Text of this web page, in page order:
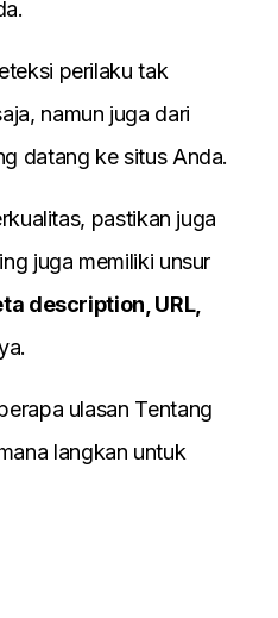
perilaku tak
namun juga dari
datang ke situs Anda.
pastikan juga
juga memiliki unsur
description, URL,
ulasan Tentang
langkan untuk